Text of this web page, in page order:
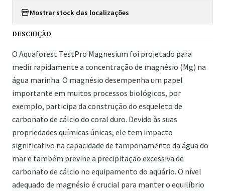
Mostrar stock das localizações
DESCRIÇÃO
O Aquaforest TestPro Magnesium foi projetado para
medir rapidamente a concentração de magnésio (Mg) na
água marinha. O magnésio desempenha um papel
importante em muitos processos biológicos, por
exemplo, participa da construção do esqueleto de
carbonato de cálcio do coral duro. Devido às suas
propriedades químicas únicas, ele tem impacto
significativo na capacidade de tamponamento da água do
mar e também previne a precipitação excessiva de
carbonato de cálcio no equipamento do aquário. O nível
adequado de magnésio é crucial para manter o equilíbrio